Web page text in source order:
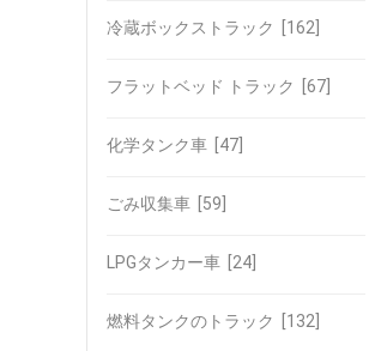
冷蔵ボックストラック [162]
フラットベッド トラック [67]
化学タンク車 [47]
ごみ収集車 [59]
LPGタンカー車 [24]
燃料タンクのトラック [132]